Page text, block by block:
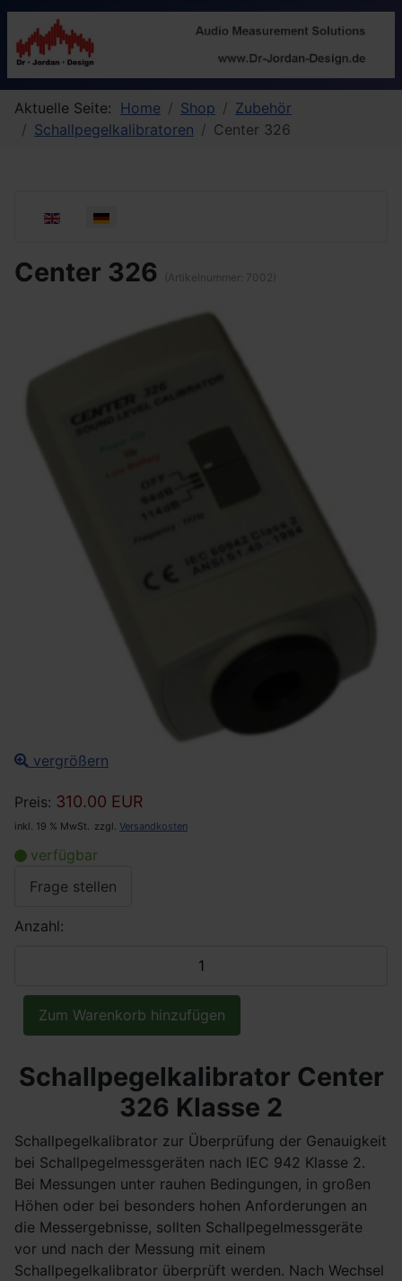
Aktuelle Seite: Home Shop
Zubehör
Schallpegelkalibratoren
Center 326
Sprache auswählen
Center 326 (Artikelnummer: 7002 )
vergrößern
Preis: 310.00 EUR
inkl. 19 % MwSt. zzgl. Versandkosten
verfügbar
Frage stellen
Anzahl:
Schallpegelkalibrator Center
326 Klasse 2
Schallpegelkalibrator zur Überprüfung der Genauigkeit
bei Schallpegelmessgeräten nach IEC 942 Klasse 2.
Bei Messungen unter rauhen Bedingungen, in großen
Höhen oder bei besonders hohen Anforderungen an
die Messergebnisse, sollten Schallpegelmessgeräte
vor und nach der Messung mit einem
Schallpegelkalibrator überprüft werden. Nach Wechsel